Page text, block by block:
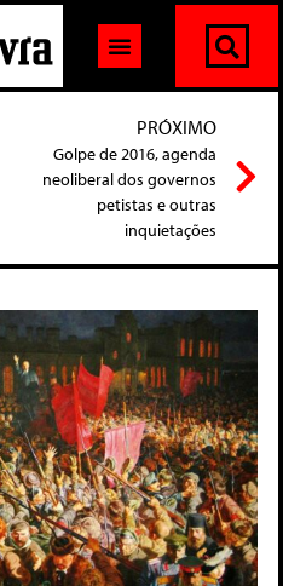
PRÓXIMO
Golpe de 2016, agenda
neoliberal dos governos
petistas e outras
inquietações